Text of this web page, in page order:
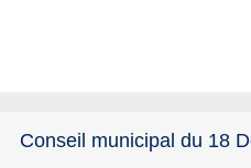
Conseil municipal du 18